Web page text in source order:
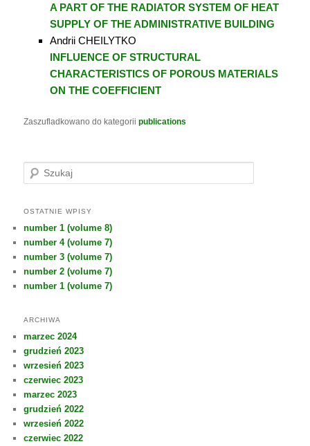
A PART OF THE RADIATOR SYSTEM OF HEAT
SUPPLY OF THE ADMINISTRATIVE BUILDING
Andrii CHEILYTKO
INFLUENCE OF STRUCTURAL
CHARACTERISTICS OF POROUS MATERIALS
ON THE COEFFICIENT
Zaszufladkowano do kategorii publications
z
k
j
OSTATNIE WPISY
number 1 (volume 8)
number 4 (volume 7)
number 3 (volume 7)
number 2 (volume 7)
number 1 (volume 7)
ARCHIWA
marzec 2024
grudzień 2023
wrzesień 2023
czerwiec 2023
marzec 2023
grudzień 2022
wrzesień 2022
czerwiec 2022